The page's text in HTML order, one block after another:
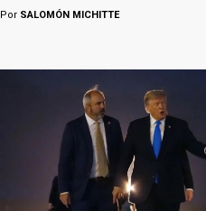
Por SALOMÓN MICHITTE